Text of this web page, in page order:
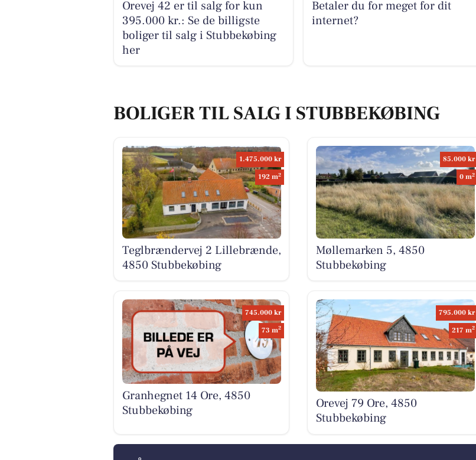
Orevej 42 er til salg for kun
395.000 kr.: Se de billigste
boliger til salg i Stubbekøbing
her
Betaler du for meget for dit
internet?
BOLIGER TIL SALG I STUBBEKØBING
1.475.000 kr
192 m2
Teglbrændervej 2 Lillebrænde,
4850 Stubbekøbing
85.000 kr
0 m2
Møllemarken 5, 4850
Stubbekøbing
745.000 kr
73 m2
Granhegnet 14 Ore, 4850
Stubbekøbing
795.000 kr
217 m2
Orevej 79 Ore, 4850
Stubbekøbing